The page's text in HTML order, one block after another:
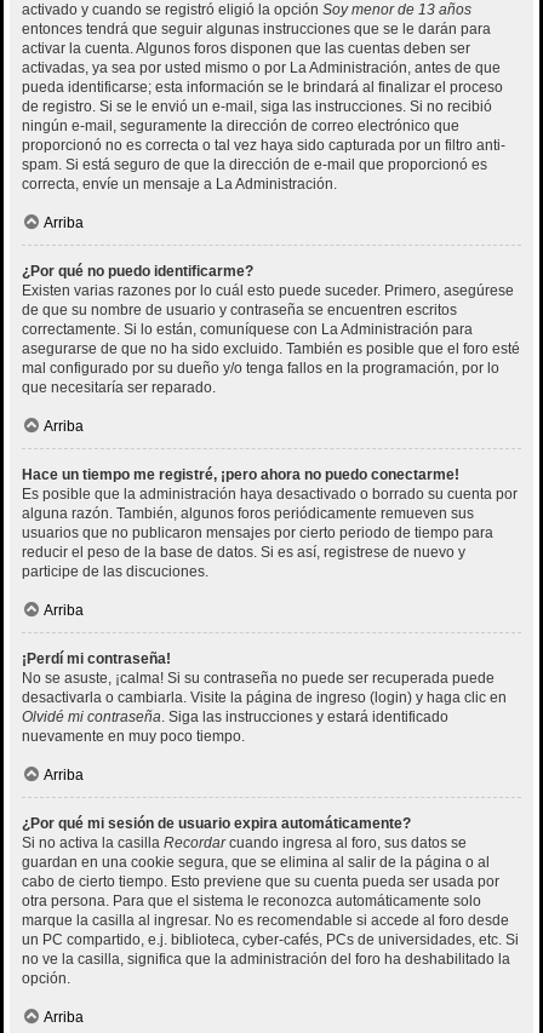
activado y cuando se registró eligió la opción Soy menor de 13 años
entonces tendrá que seguir algunas instrucciones que se le darán para
activar la cuenta. Algunos foros disponen que las cuentas deben ser
activadas, ya sea por usted mismo o por La Administración, antes de que
pueda identificarse; esta información se le brindará al finalizar el proceso
de registro. Si se le envió un e-mail, siga las instrucciones. Si no recibió
ningún e-mail, seguramente la dirección de correo electrónico que
proporcionó no es correcta o tal vez haya sido capturada por un filtro anti-
spam. Si está seguro de que la dirección de e-mail que proporcionó es
correcta, envíe un mensaje a La Administración.
Arriba
¿Por qué no puedo identificarme?
Existen varias razones por lo cuál esto puede suceder. Primero, asegúrese
de que su nombre de usuario y contraseña se encuentren escritos
correctamente. Si lo están, comuníquese con La Administración para
asegurarse de que no ha sido excluido. También es posible que el foro esté
mal configurado por su dueño y/o tenga fallos en la programación, por lo
que necesitaría ser reparado.
Arriba
Hace un tiempo me registré, ¡pero ahora no puedo conectarme!
Es posible que la administración haya desactivado o borrado su cuenta por
alguna razón. También, algunos foros periódicamente remueven sus
usuarios que no publicaron mensajes por cierto periodo de tiempo para
reducir el peso de la base de datos. Si es así, registrese de nuevo y
participe de las discuciones.
Arriba
¡Perdí mi contraseña!
No se asuste, ¡calma! Si su contraseña no puede ser recuperada puede
desactivarla o cambiarla. Visite la página de ingreso (login) y haga clic en
Olvidé mi contraseña. Siga las instrucciones y estará identificado
nuevamente en muy poco tiempo.
Arriba
¿Por qué mi sesión de usuario expira automáticamente?
Si no activa la casilla Recordarcuando ingresa al foro, sus datos se
guardan en una cookie segura, que se elimina al salir de la página o al
cabo de cierto tiempo. Esto previene que su cuenta pueda ser usada por
otra persona. Para que el sistema le reconozca automáticamente solo
marque la casilla al ingresar. No es recomendable si accede al foro desde
un PC compartido, e.j. biblioteca, cyber-cafés, PCs de universidades, etc. Si
no ve la casilla, significa que la administración del foro ha deshabilitado la
opción.
Arriba